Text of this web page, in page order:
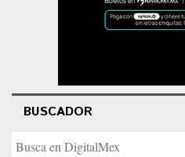
BUSCADOR